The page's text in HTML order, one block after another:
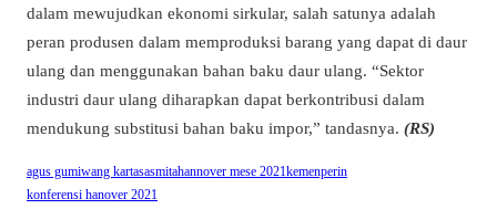
dalam mewujudkan ekonomi sirkular, salah satunya adalah
peran produsen dalam memproduksi barang yang dapat di daur
ulang dan menggunakan bahan baku daur ulang. “Sektor
industri daur ulang diharapkan dapat berkontribusi dalam
mendukung substitusi bahan baku impor,” tandasnya. (RS)
agus gumiwang kartasasmitahannover mese 2021kemenperin
konferensi hanover 2021